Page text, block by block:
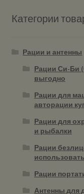
Категории
Рации и антенны
Рации Си-Би
выгодно
Рации для
авторации
Рации для
и рыбалки
Рации
использовать
Рации
Антенны для